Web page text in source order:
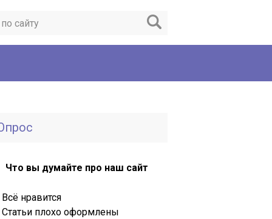
Что вы думайте про наш сайт
Всё нравится
Статьи плохо оформлены